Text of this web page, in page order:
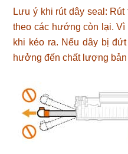
Lưu ý khi rút dây seal:
theo các hướng còn lại.
khi kéo ra. Nếu dây bị
hưởng đến chất lượng bản